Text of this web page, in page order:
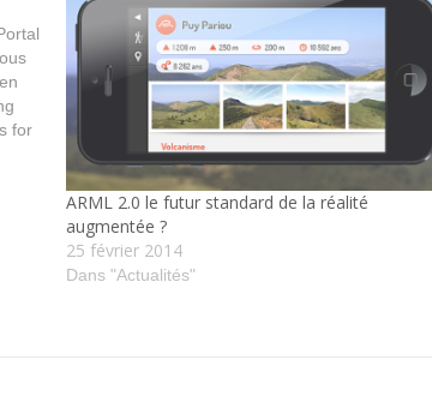
for
ARML 2.0 le futur standard de la réalité
augmentée ?
25 février 2014
Dans "Actualités"